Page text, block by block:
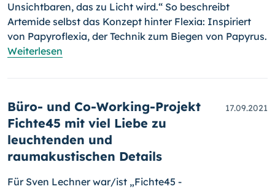
Unsichtbaren, das zu Licht wird.“ So be­schreibt
Artemide selbst das Konzept hinter Flexia: Inspiriert
von Papy­ro­flexia, der Technik zum Biegen von Papyrus.
Weiterlesen
Büro- und Co-Working-Projekt
Fichte45 mit viel Liebe zu
leuchtenden und
raumakustischen Details
17.09.2021
Für Sven Lechner war/ist „Fichte45 -